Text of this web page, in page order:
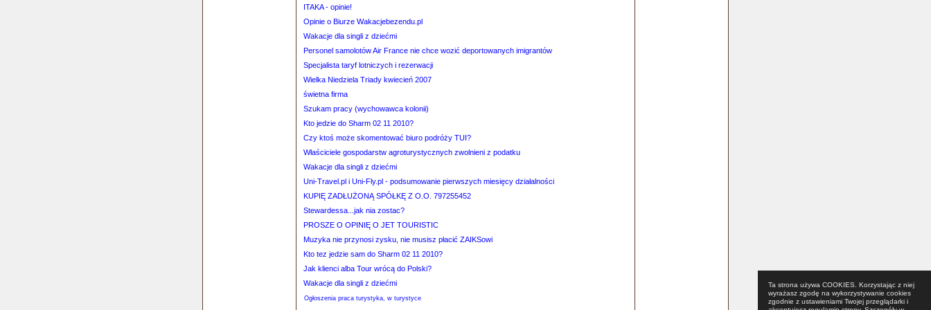
ITAKA - opinie!
Opinie o Biurze Wakacjebezendu.pl
Wakacje dla singli z dziećmi
Personel samolotów Air France nie chce wozić deportowanych imigrantów
Specjalista taryf lotniczych i rezerwacji
Wielka Niedziela Triady kwiecień 2007
świetna firma
Szukam pracy (wychowawca kolonii)
Kto jedzie do Sharm 02 11 2010?
Czy ktoś może skomentować biuro podróży TUI?
Właściciele gospodarstw agroturystycznych zwolnieni z podatku
Wakacje dla singli z dziećmi
Uni-Travel.pl i Uni-Fly.pl - podsumowanie pierwszych miesięcy działalności
KUPIĘ ZADŁUŻONĄ SPÓŁKĘ Z O.O. 797255452
Stewardessa...jak nia zostac?
PROSZE O OPINIĘ O JET TOURISTIC
Muzyka nie przynosi zysku, nie musisz płacić ZAIKSowi
Kto tez jedzie sam do Sharm 02 11 2010?
Jak klienci alba Tour wrócą do Polski?
Wakacje dla singli z dziećmi
Ogłoszenia praca turystyka, w turystyce
Ta strona używa COOKIES. Korzystając z niej
wyrażasz zgodę na wykorzystywanie cookies
zgodnie z ustawieniami Twojej przeglądarki i